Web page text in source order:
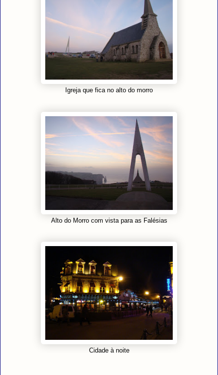
Igreja que fica no alto do morro
Alto do Morro com vista para as Falésias
Cidade à noite